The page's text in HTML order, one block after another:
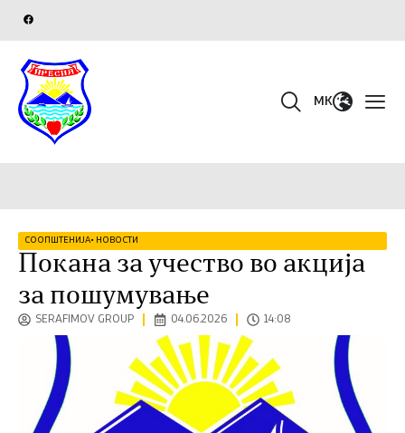
MK
СООПШТЕНИЈА• НОВОСТИ
Покана за учество во акција
за пошумување
SERAFIMOV GROUP 04.06.2026 14:08